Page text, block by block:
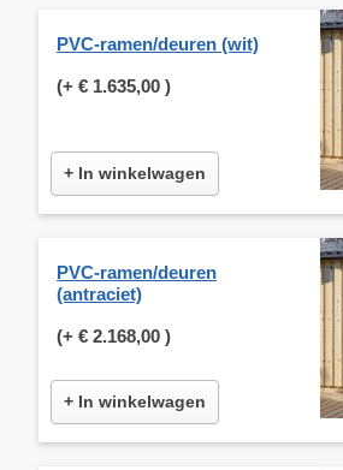
PVC-ramen/deuren (wit)
(+ € 1.635,00 )
+ In winkelwagen
PVC-ramen/deuren
(antraciet)
(+ € 2.168,00 )
+ In winkelwagen